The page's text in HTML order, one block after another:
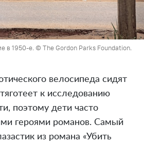
в 1950-е. © The Gordon Parks Foundation.
велосипеда сидят
к исследованию
поэтому дети часто
героями романов. Самый
из романа «Убить